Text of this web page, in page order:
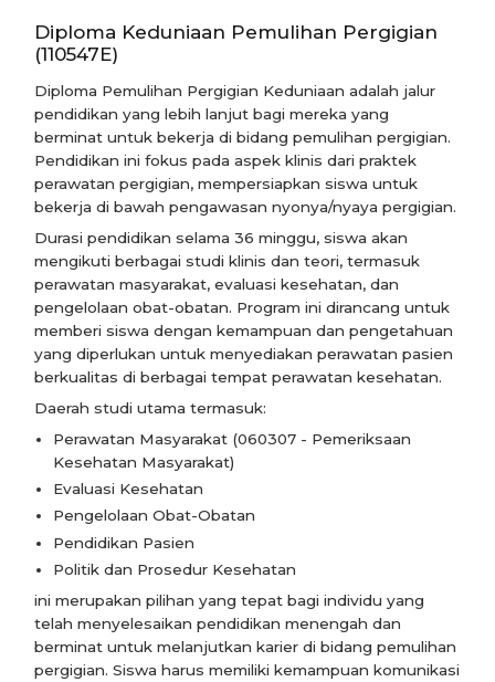
Diploma Keduniaan Pemulihan Pergigian
(110547E)
Diploma Pemulihan Pergigian Keduniaan adalah jalur
pendidikan yang lebih lanjut bagi mereka yang
berminat untuk bekerja di bidang pemulihan pergigian.
Pendidikan ini fokus pada aspek klinis dari praktek
perawatan pergigian, mempersiapkan siswa untuk
bekerja di bawah pengawasan nyonya/nyaya pergigian.
Durasi pendidikan selama 36 minggu, siswa akan
mengikuti berbagai studi klinis dan teori, termasuk
perawatan masyarakat, evaluasi kesehatan, dan
pengelolaan obat-obatan. Program ini dirancang untuk
memberi siswa dengan kemampuan dan pengetahuan
yang diperlukan untuk menyediakan perawatan pasien
berkualitas di berbagai tempat perawatan kesehatan.
Daerah studi utama termasuk:
Perawatan Masyarakat (060307 - Pemeriksaan
Kesehatan Masyarakat)
Evaluasi Kesehatan
Pengelolaan Obat-Obatan
Pendidikan Pasien
Politik dan Prosedur Kesehatan
ini merupakan pilihan yang tepat bagi individu yang
telah menyelesaikan pendidikan menengah dan
berminat untuk melanjutkan karier di bidang pemulihan
pergigian. Siswa harus memiliki kemampuan komunikasi